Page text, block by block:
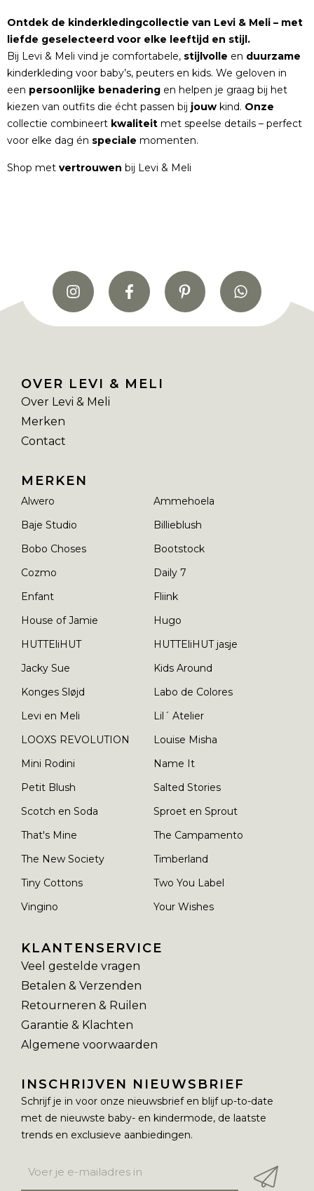
Ontdek de kinderkledingcollectie van Levi & Meli – met
liefde geselecteerd voor elke leeftijd en stijl.
Bij Levi & Meli vind je comfortabele, stijlvolle en duurzame
kinderkleding voor baby’s, peuters en kids. We geloven in
een persoonlijke benadering en helpen je graag bij het
kiezen van outfits die écht passen bij jouw kind. Onze
collectie combineert kwaliteit met speelse details – perfect
voor elke dag én speciale momenten.
Shop met vertrouwen bij Levi & Meli
OVER LEVI & MELI
Over Levi & Meli
Merken
Contact
MERKEN
Alwero
Ammehoela
Baje Studio
Billieblush
Bobo Choses
Bootstock
Cozmo
Daily 7
Enfant
Fliink
House of Jamie
Hugo
HUTTEliHUT
HUTTEliHUT jasje
Jacky Sue
Kids Around
Konges Sløjd
Labo de Colores
Levi en Meli
Lil´ Atelier
LOOXS REVOLUTION
Louise Misha
Mini Rodini
Name It
Petit Blush
Salted Stories
Scotch en Soda
Sproet en Sprout
That's Mine
The Campamento
The New Society
Timberland
Tiny Cottons
Two You Label
Vingino
Your Wishes
KLANTENSERVICE
Veel gestelde vragen
Betalen & Verzenden
Retourneren & Ruilen
Garantie & Klachten
Algemene voorwaarden
INSCHRIJVEN NIEUWSBRIEF
Schrijf je in voor onze nieuwsbrief en blijf up-to-date
met de nieuwste baby- en kindermode, de laatste
trends en exclusieve aanbiedingen.